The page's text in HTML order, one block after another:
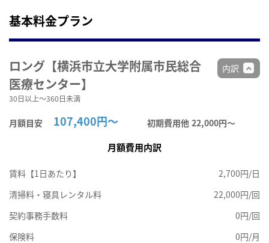
基本料金プラン
ロング【横浜市立大学附属市民総合
医療センター】
30日以上～360日未満
月額目安 107,400円～ 初期費用他 22,000円〜
内訳
月額費用内訳
賃料【1日あたり】
2,700円/日
清掃料・寝具レンタル料
22,000円/回
契約事務手数料
0円/回
保険料
0円/月